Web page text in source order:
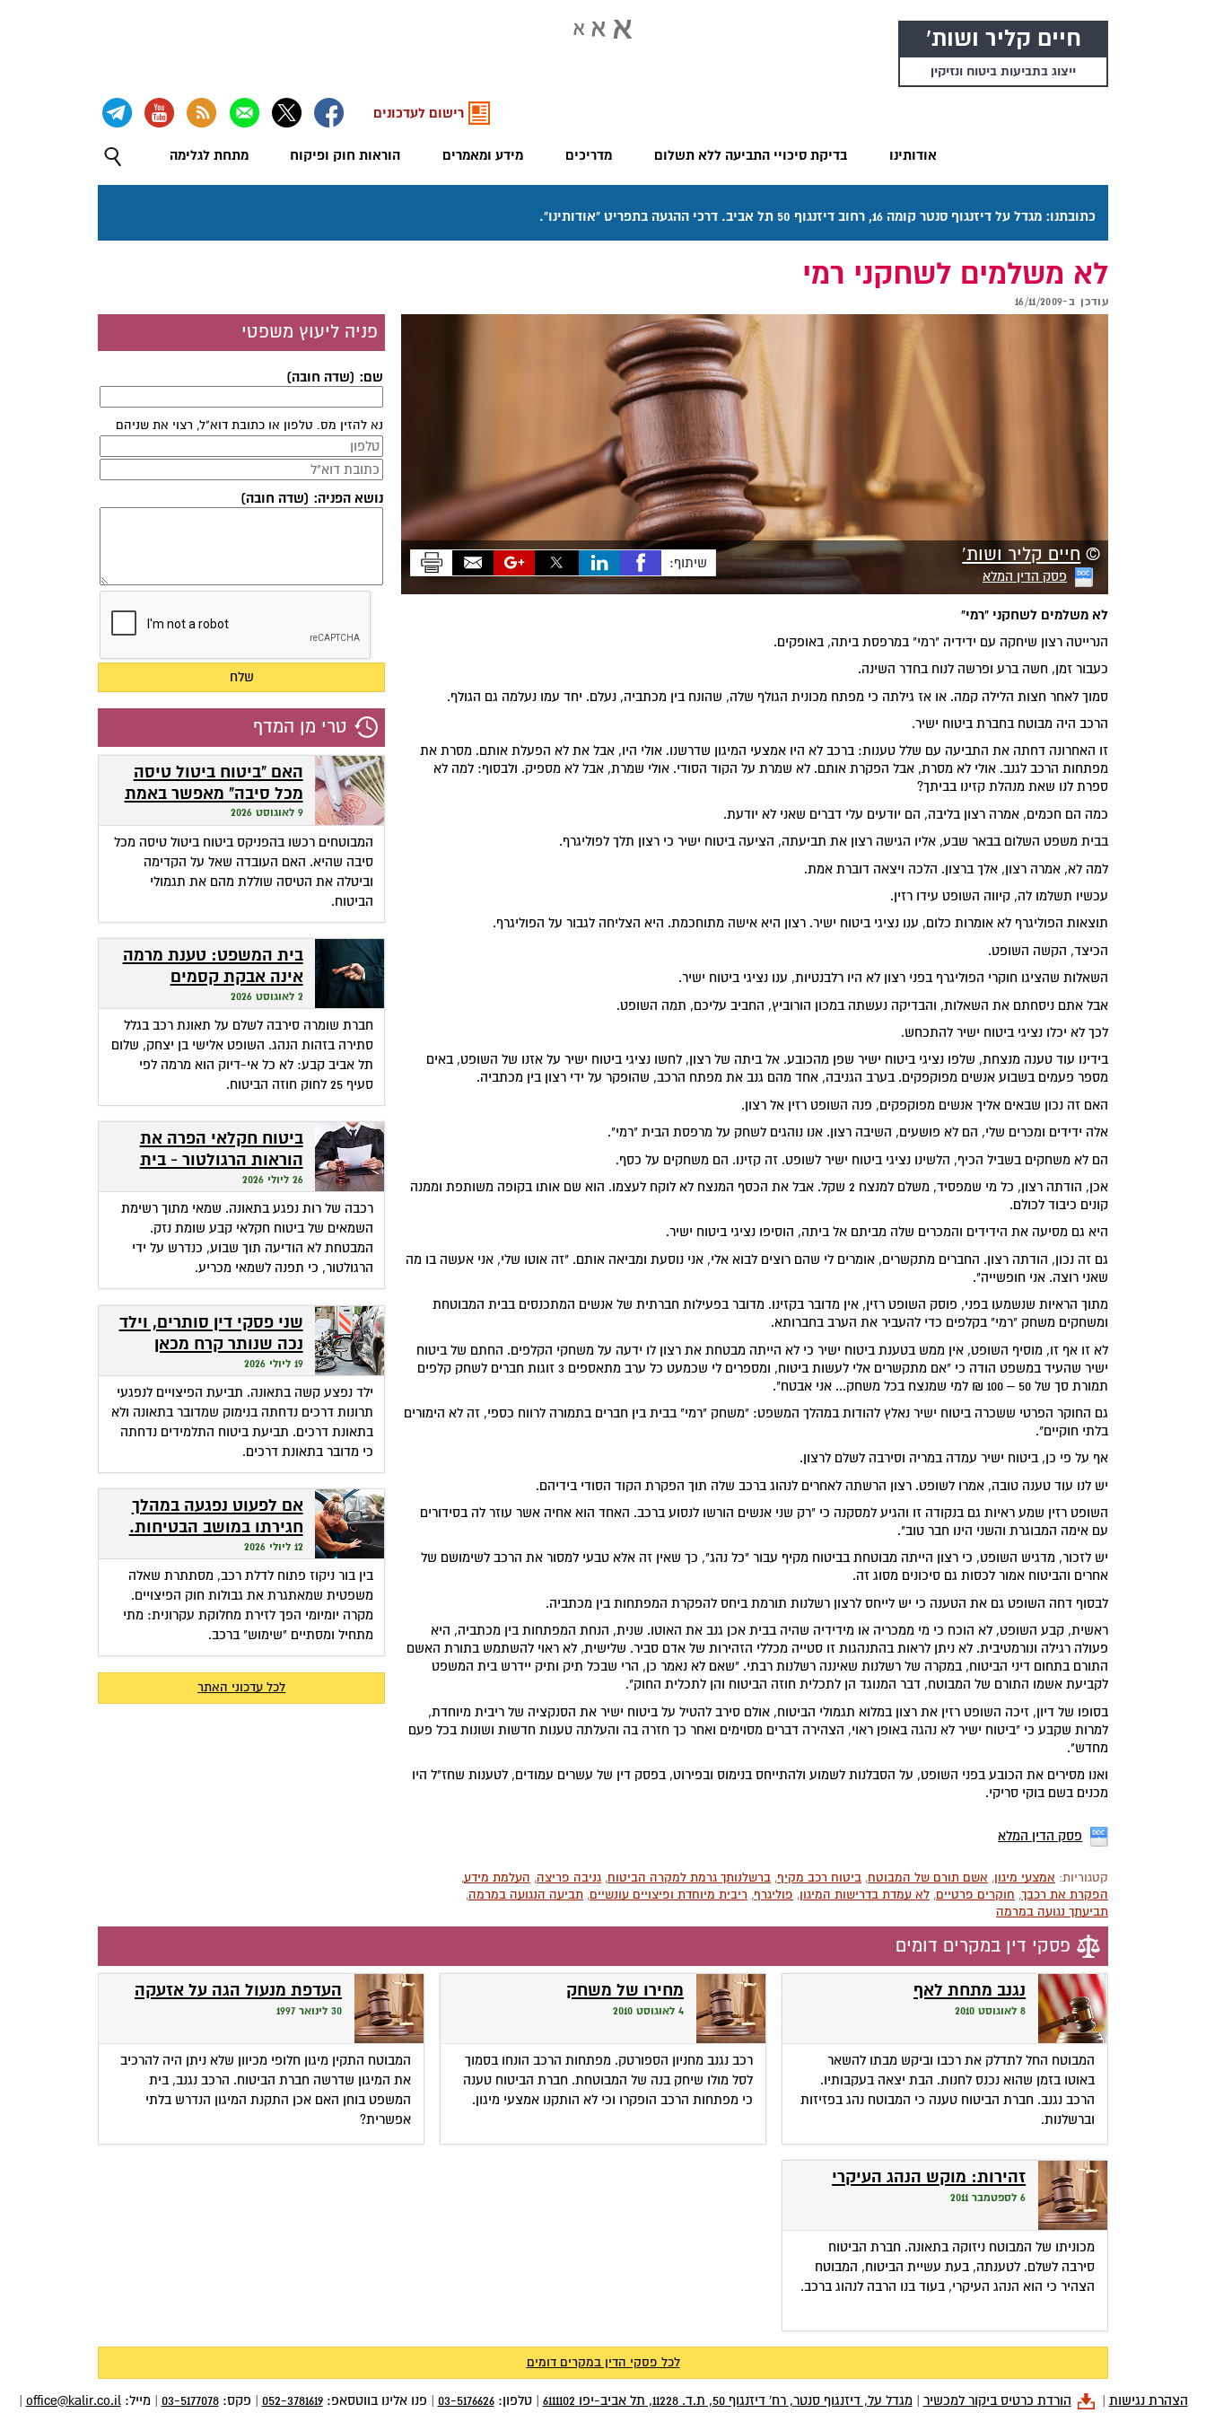
חיים קליר ושות'
ייצוג בתביעות ביטוח ונזיקין
אודותינו בדיקת סיכויי התביעה ללא תשלום מדריכים מידע ומאמרים הוראות חוק ופיקוח מתחת לגלימה
רישום לעדכונים
כתובתנו: מגדל על דיזנגוף סנטר קומה 16, רחוב דיזנגוף 50 תל אביב. דרכי ההגעה בתפריט "אודותינו".
לא משלמים לשחקני רמי
עודכן ב-16/11/2009
© חיים קליר ושות'
פסק הדין המלא
שיתוף:
לא משלמים לשחקני "רמי"
הנרייטה רצון שיחקה עם ידידיה "רמי" במרפסת ביתה, באופקים.
כעבור זמן, חשה ברע ופרשה לנוח בחדר השינה.
סמוך לאחר חצות הלילה קמה. או אז גילתה כי מפתח מכונית הגולף שלה, שהונח בין מכתביה, נעלם. יחד עמו נעלמה גם הגולף.
הרכב היה מבוטח בחברת ביטוח ישיר.
זו האחרונה דחתה את התביעה עם שלל טענות: ברכב לא היו אמצעי המיגון שדרשנו. אולי היו, אבל את לא הפעלת אותם. מסרת את
מפתחות הרכב לגנב. אולי לא מסרת, אבל הפקרת אותם. לא שמרת על הקוד הסודי. אולי שמרת, אבל לא מספיק. ולבסוף: למה לא
ספרת לנו שאת מנהלת קזינו בביתך?
כמה הם חכמים, אמרה רצון בליבה, הם יודעים עלי דברים שאני לא יודעת.
בבית משפט השלום בבאר שבע, אליו הגישה רצון את תביעתה, הציעה ביטוח ישיר כי רצון תלך לפוליגרף.
למה לא, אמרה רצון, אלך ברצון. הלכה ויצאה דוברת אמת.
עכשיו תשלמו לה, קיווה השופט עידו רזין.
תוצאות הפוליגרף לא אומרות כלום, ענו נציגי ביטוח ישיר. רצון היא אישה מתוחכמת. היא הצליחה לגבור על הפוליגרף.
הכיצד, הקשה השופט.
השאלות שהציגו חוקרי הפוליגרף בפני רצון לא היו רלבנטיות, ענו נציגי ביטוח ישיר.
אבל אתם ניסחתם את השאלות, והבדיקה נעשתה במכון הורוביץ, החביב עליכם, תמה השופט.
לכך לא יכלו נציגי ביטוח ישיר להתכחש.
בידינו עוד טענה מנצחת, שלפו נציגי ביטוח ישיר שפן מהכובע. אל ביתה של רצון, לחשו נציגי ביטוח ישיר על אזנו של השופט, באים
מספר פעמים בשבוע אנשים מפוקפקים. בערב הגניבה, אחד מהם גנב את מפתח הרכב, שהופקר על ידי רצון בין מכתביה.
האם זה נכון שבאים אליך אנשים מפוקפקים, פנה השופט רזין אל רצון.
אלה ידידים ומכרים שלי, הם לא פושעים, השיבה רצון. אנו נוהגים לשחק על מרפסת הבית "רמי".
הם לא משחקים בשביל הכיף, הלשינו נציגי ביטוח ישיר לשופט. זה קזינו. הם משחקים על כסף.
אכן, הודתה רצון, כל מי שמפסיד, משלם למנצח 2 שקל. אבל את הכסף המנצח לא לוקח לעצמו. הוא שם אותו בקופה משותפת וממנה
קונים כיבוד לכולם.
היא גם מסיעה את הידידים והמכרים שלה מביתם אל ביתה, הוסיפו נציגי ביטוח ישיר.
גם זה נכון, הודתה רצון. החברים מתקשרים, אומרים לי שהם רוצים לבוא אלי, אני נוסעת ומביאה אותם. "זה אוטו שלי, אני אעשה בו מה
שאני רוצה. אני חופשייה".
מתוך הראיות שנשמעו בפני, פוסק השופט רזין, אין מדובר בקזינו. מדובר בפעילות חברתית של אנשים המתכנסים בבית המבוטחת
ומשחקים משחק "רמי" בקלפים כדי להעביר את הערב בחברותא.
לא זו אף זו, מוסיף השופט, אין ממש בטענת ביטוח ישיר כי לא הייתה מבטחת את רצון לו ידעה על משחקי הקלפים. החתם של ביטוח
ישיר שהעיד במשפט הודה כי "אם מתקשרים אלי לעשות ביטוח, ומספרים לי שכמעט כל ערב מתאספים 3 זוגות חברים לשחק קלפים
תמורת סך של 50 – 100 ₪ למי שמנצח בכל משחק... אני אבטח".
גם החוקר הפרטי ששכרה ביטוח ישיר נאלץ להודות במהלך המשפט: "משחק "רמי" בבית בין חברים בתמורה לרווח כספי, זה לא הימורים
בלתי חוקיים".
אף על פי כן, ביטוח ישיר עמדה במריה וסירבה לשלם לרצון.
יש לנו עוד טענה טובה, אמרו לשופט. רצון הרשתה לאחרים לנהוג ברכב שלה תוך הפקרת הקוד הסודי בידיהם.
השופט רזין שמע ראיות גם בנקודה זו והגיע למסקנה כי "רק שני אנשים הורשו לנסוע ברכב. האחד הוא אחיה אשר עוזר לה בסידורים
עם אימה המבוגרת והשני הינו חבר טוב".
יש לזכור, מדגיש השופט, כי רצון הייתה מבוטחת בביטוח מקיף עבור "כל נהג", כך שאין זה אלא טבעי למסור את הרכב לשימושם של
אחרים והביטוח אמור לכסות גם סיכונים מסוג זה.
לבסוף דחה השופט גם את הטענה כי יש לייחס לרצון רשלנות תורמת ביחס להפקרת המפתחות בין מכתביה.
ראשית, קבע השופט, לא הוכח כי מי ממכריה או מידידיה שהיה בבית אכן גנב את האוטו. שנית, הנחת המפתחות בין מכתביה, היא
פעולה רגילה ונורמטיבית. לא ניתן לראות בהתנהגות זו סטייה מכללי הזהירות של אדם סביר. שלישית, לא ראוי להשתמש בתורת האשם
התורם בתחום דיני הביטוח, במקרה של רשלנות שאיננה רשלנות רבתי. "שאם לא נאמר כן, הרי שבכל תיק ותיק יידרש בית המשפט
לקביעת אשמו התורם של המבוטח, דבר המנוגד הן לתכלית חוזה הביטוח והן לתכלית החוק".
בסופו של דיון, זיכה השופט רזין את רצון במלוא תגמולי הביטוח, אולם סירב להטיל על ביטוח ישיר את הסנקציה של ריבית מיוחדת,
למרות שקבע כי "ביטוח ישיר לא נהגה באופן ראוי, הצהירה דברים מסוימים ואחר כך חזרה בה והעלתה טענות חדשות ושונות בכל פעם
מחדש".
ואנו מסירים את הכובע בפני השופט, על הסבלנות לשמוע ולהתייחס בנימוס ובפירוט, בפסק דין של עשרים עמודים, לטענות שחז"ל היו
מכנים בשם בוקי סריקי.
פסק הדין המלא
קטגוריות: אמצעי מיגון, אשם תורם של המבוטח, ביטוח רכב מקיף, ברשלנותך גרמת למקרה הביטוח, גניבה פריצה, העלמת מידע,
הפקרת את רכבך, חוקרים פרטיים, לא עמדת בדרישות המיגון, פוליגרף, ריבית מיוחדת ופיצויים עונשיים, תביעה הנגועה במרמה,
תביעתך נגועה במרמה
פניה ליעוץ משפטי
שם: (שדה חובה)
נא להזין מס. טלפון או כתובת דוא"ל, רצוי את שניהם
נושא הפניה: (שדה חובה)
טרי מן המדף
האם "ביטוח ביטול טיסה
מכל סיבה" מאפשר באמת
ביטול מכל סיבה?
9 לאוגוסט 2026
המבוטחים רכשו בהפניקס ביטוח ביטול טיסה מכל
סיבה שהיא. האם העובדה שאל על הקדימה
וביטלה את הטיסה שוללת מהם את תגמולי
הביטוח.
בית המשפט: טענת מרמה
אינה אבקת קסמים
שהופכת אי-דיוק לפטור
מתשלום
2 לאוגוסט 2026
חברת שומרה סירבה לשלם על תאונת רכב בגלל
סתירה בזהות הנהג. השופט אלישי בן יצחק, שלום
תל אביב קבע: לא כל אי-דיוק הוא מרמה לפי
סעיף 25 לחוק חוזה הביטוח.
ביטוח חקלאי הפרה את
הוראות הרגולטור - בית
המשפט חילץ אותה
26 ליולי 2026
רכבה של רות נפגע בתאונה. שמאי מתוך רשימת
השמאים של ביטוח חקלאי קבע שומת נזק.
המבטחת לא הודיעה תוך שבוע, כנדרש על ידי
הרגולטור, כי תפנה לשמאי מכריע.
שני פסקי דין סותרים, וילד
נכה שנותר קרח מכאן
ומכאן
19 ליולי 2026
ילד נפצע קשה בתאונה. תביעת הפיצויים לנפגעי
תרונות דרכים נדחתה בנימוק שמדובר בתאונה ולא
בתאונת דרכים. תביעת ביטוח התלמידים נדחתה
כי מדובר בתאונת דרכים.
אם לפעוט נפגעה במהלך
חגירתו במושב הבטיחות.
האם זכאית לפיצויים?
12 ליולי 2026
בין בור ניקוז פתוח לדלת רכב, מסתתרת שאלה
משפטית שמאתגרת את גבולות חוק הפיצויים.
מקרה יומיומי הפך לזירת מחלוקת עקרונית: מתי
מתחיל ומסתיים "שימוש" ברכב.
לכל עדכוני האתר
פסקי דין במקרים דומים
נגנב מתחת לאף
8 לאוגוסט 2010
המבוטח החל לתדלק את רכבו וביקש מבתו להשאר
באוטו בזמן שהוא נכנס לחנות. הבת יצאה בעקבותיו.
הרכב נגנב. חברת הביטוח טענה כי המבוטח נהג בפזיזות
וברשלנות.
מחירו של משחק
4 לאוגוסט 2010
רכב נגנב מחניון הספורטק. מפתחות הרכב הונחו בסמוך
לסל מולו שיחק בנה של המבוטחת. חברת הביטוח טענה
כי מפתחות הרכב הופקרו וכי לא הותקנו אמצעי מיגון.
העדפת מנעול הגה על אזעקה
30 לינואר 1997
המבוטח התקין מיגון חלופי מכיוון שלא ניתן היה להרכיב
את המיגון שדרשה חברת הביטוח. הרכב נגנב, בית
המשפט בוחן האם אכן התקנת המיגון הנדרש בלתי
אפשרית?
זהירות: מוקש הנהג העיקרי
6 לספטמבר 2011
מכוניתו של המבוטח ניזוקה בתאונה. חברת הביטוח
סירבה לשלם. לטענתה, בעת עשיית הביטוח, המבוטח
הצהיר כי הוא הנהג העיקרי, בעוד בנו הרבה לנהוג ברכב.
לכל פסקי הדין במקרים דומים
הצהרת נגישות | הורדת כרטיס ביקור למכשיר | מגדל על, דיזנגוף סנטר, רח' דיזנגוף 50 , ת.ד.11228
, תל אביב-יפו 6111102
| טלפון:03-5176626
| פנו אלינו בווטסאפ:052-3781619
| פקס:03-5177078
| מייל:office@kalir.co.il
|